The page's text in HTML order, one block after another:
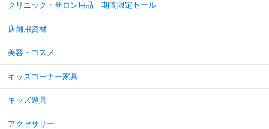
クリニック・サロン用品 期間限定セール
店舗用資材
美容・コスメ
キッズコーナー家具
キッズ遊具
アクセサリー